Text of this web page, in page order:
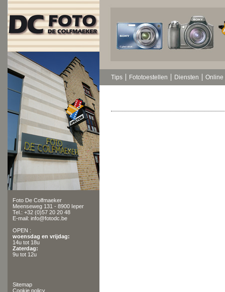
Foto De Colfmaeker
Meenseweg 131 - 8900 Ieper
Tel.: +32 (0)57 20 20 48
E-mail: info@fotodc.be
OPEN :
woensdag en vrijdag:
14u tot 18u
Zaterdag:
9u tot 12u
Sitemap
Cookie policy
Tips Fototoestellen Diensten Online